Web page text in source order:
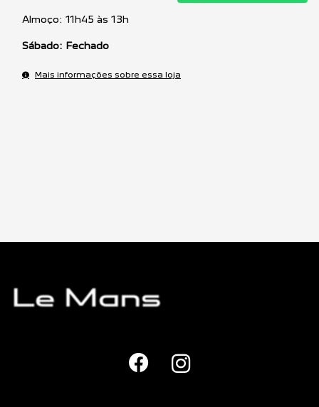
Almoço: 11h45 às 13h
Sábado: Fechado
Mais informações sobre essa loja